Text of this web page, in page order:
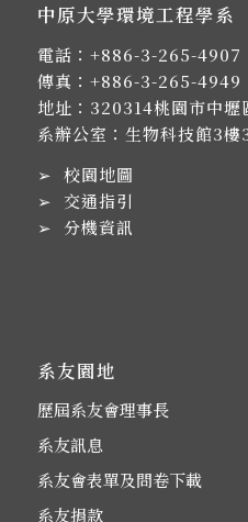
中原大學環境工程學系
電話： +886-3-265-4907
傳真：+886-3-265-4949
地址： 320314桃園市中壢
系辦公室：生物科技館3樓
➢ 校園地圖
➢ 交通指引
➢ 分機資訊
系友園地
歷屆系友會理事長
系友訊息
系友會表單及問卷下載
系友捐款